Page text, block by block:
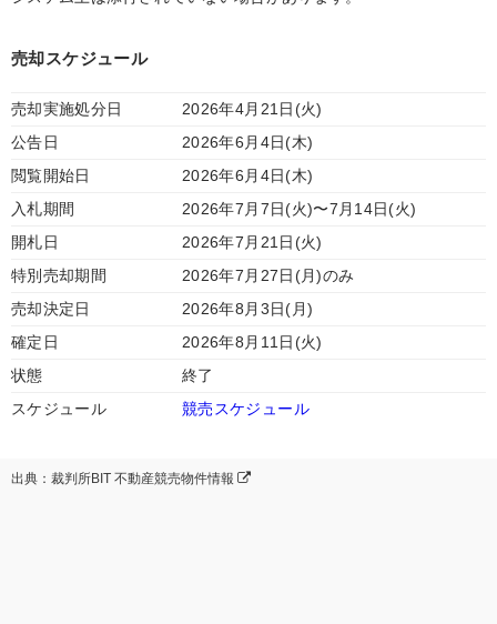
売却スケジュール
売却実施処分日
2026年4月21日(火)
公告日
2026年6月4日(木)
閲覧開始日
2026年6月4日(木)
入札期間
2026年7月7日(火)〜7月14日(火)
開札日
2026年7月21日(火)
特別売却期間
2026年7月27日(月)のみ
売却決定日
2026年8月3日(月)
確定日
2026年8月11日(火)
状態
終了
スケジュール
競売スケジュール
出典：裁判所BIT 不動産競売物件情報